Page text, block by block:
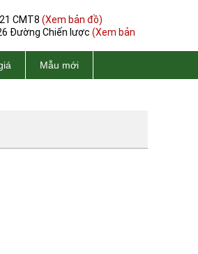
CMT8 (Xem bản đồ)
Đường Chiến lược (Xem bản
Mẫu mới